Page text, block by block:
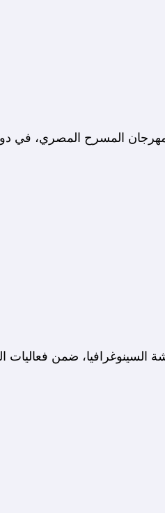
المسرح المصري، في دورته
السينوغرافيا، ضمن فعاليات